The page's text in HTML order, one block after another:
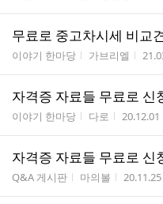
무료로 중고차시세 비교
게시판명
이야기 한마당 작성자
가브리엘 작
자격증 자료들 무료로 신
게시판명
이야기 한마당 작성자
다로 작성시간
20.12.01
자격증 자료들 무료로 신
게시판명
Q&A 게시판 작성자
마의볼 작성시간
20.11.25